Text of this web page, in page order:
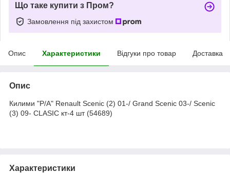
Що таке купити з Пром?
Замовлення під захистом
Опис Характеристики Відгуки про товар Доставка
Опис
Килими "P/A" Renault Scenic (2) 01-/ Grand Scenic 03-/ Scenic
(3) 09- CLASIC кт-4 шт (54689)
Характеристики